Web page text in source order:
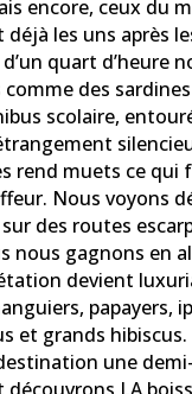
encore, ceux du
déjà les uns après
d’un quart d’heure
des
scolaire,
rend muets ce qui
Nous voyons
des routes
nous gagnons en
devient
papayers,
et grands
une